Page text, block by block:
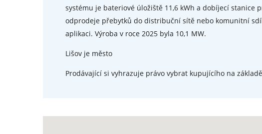
systému je bateriové úložiště 11,6 kWh a dobíjecí stanice
odprodeje přebytků do distribuční sítě nebo komunitní
aplikaci. Výroba v roce 2025 byla 10,1 MW.
Lišov je město
Prodávající si vyhrazuje právo vybrat kupujícího na